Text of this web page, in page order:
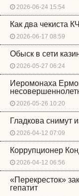
2026-06-24 15:54
Как два чекиста
2026-06-17 08:59
Обыск в сети
2026-05-27 06:24
Иеромонаха
2026-05-26 10:20
Гладкова снимут
2026-04-12 07:09
Коррупционер
2026-04-12 06:56
«Перекресток»
гепатит